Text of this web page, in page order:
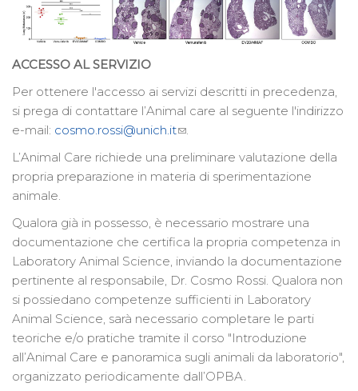
ACCESSO AL SERVIZIO
Per ottenere l'accesso ai servizi descritti in precedenza,
si prega di contattare l’Animal care al seguente l'indirizzo
e-mail: cosmo.rossi@unich.it
.
L’Animal Care richiede una preliminare valutazione della
propria preparazione in materia di sperimentazione
animale.
Qualora già in possesso, è necessario mostrare una
documentazione che certifica la propria competenza in
Laboratory Animal Science, inviando la documentazione
pertinente al responsabile, Dr. Cosmo Rossi. Qualora non
si possiedano competenze sufficienti in Laboratory
Animal Science, sarà necessario completare le parti
teoriche e/o pratiche tramite il corso "Introduzione
all’Animal Care e panoramica sugli animali da laboratorio",
organizzato periodicamente dall’OPBA.